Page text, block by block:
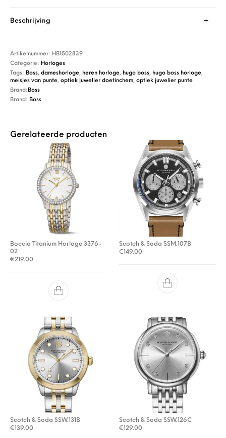
Beschrijving
Artikelnummer: HB1502839
Categorie: Horloges
Tags: Boss,dameshorloge, heren horloge, hugo boss, hugo boss horloge,
meisjes van punte,optiek juwelier doetinchem,optiek juwelier punte
Brand: Boss
Brand: Boss
Gerelateerde producten
Boccia Titanium Horloge 3376-
02
€219.00
Scotch & Soda SSM.107B
€149.00
Scotch & Soda SSW.131B
€ 139.00
Scotch & Soda SSW.126C
€ 129.00